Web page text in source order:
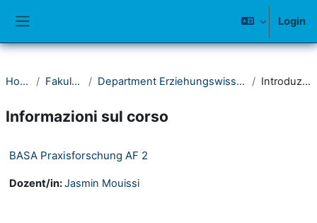
Login
Home Fakultät II Department Erziehungswissenschaft Introduzione
Informazioni sul corso
BASA Praxisforschung AF 2
Dozent/in:Jasmin Mouissi